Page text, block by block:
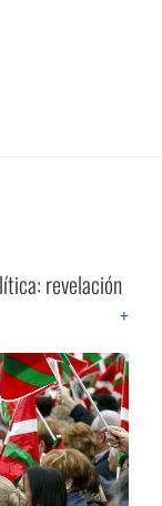
revelación
+